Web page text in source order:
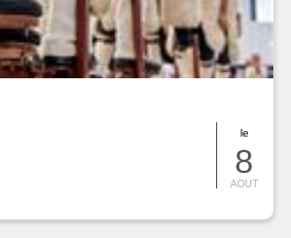
le
8
AOUT